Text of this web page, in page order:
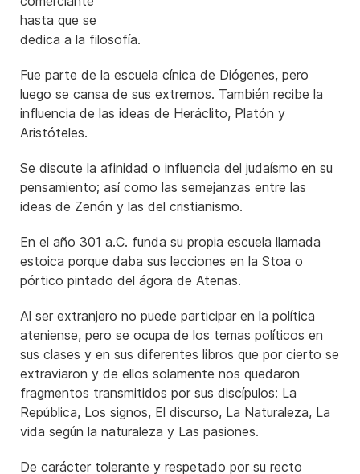
hasta que se
dedica a la filosofía.
Fue parte de la escuela cínica de Diógenes, pero
luego se cansa de sus extremos. También recibe la
influencia de las ideas de Heráclito, Platón y
Aristóteles.
Se discute la afinidad o influencia del judaísmo en su
pensamiento; así como las semejanzas entre las
ideas de Zenón y las del cristianismo.
En el año 301 a.C. funda su propia escuela llamada
estoica porque daba sus lecciones en la Stoa o
pórtico pintado del ágora de Atenas.
Al ser extranjero no puede participar en la política
ateniense, pero se ocupa de los temas políticos en
sus clases y en sus diferentes libros que por cierto se
extraviaron y de ellos solamente nos quedaron
fragmentos transmitidos por sus discípulos: La
República, Los signos, El discurso, La Naturaleza, La
vida según la naturaleza y Las pasiones.
De carácter tolerante y respetado por su recto